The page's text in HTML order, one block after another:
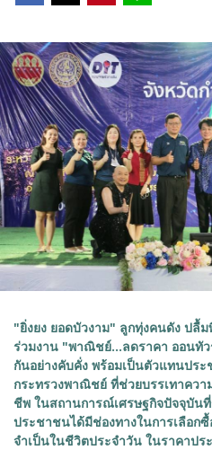
"ยิ่งยง ยอดบัวงาม" ลูกทุ่งคนดัง ปลื้
ร่วมงาน "พาณิชย์...ลดราคา ออนทัว
กันอย่างคับคั่ง พร้อมเป็นตัวแทนปร
กระทรวงพาณิชย์ ที่ช่วยบรรเทาคว
ชีพ ในสถานการณ์เศรษฐกิจปัจจุบัน
ประชาชนได้มีช่องทางในการเลือก
จำเป็นในชีวิตประจำวัน ในราคาป